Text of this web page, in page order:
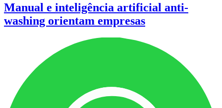
Manual e inteligência artificial anti-
washing orientam empresas